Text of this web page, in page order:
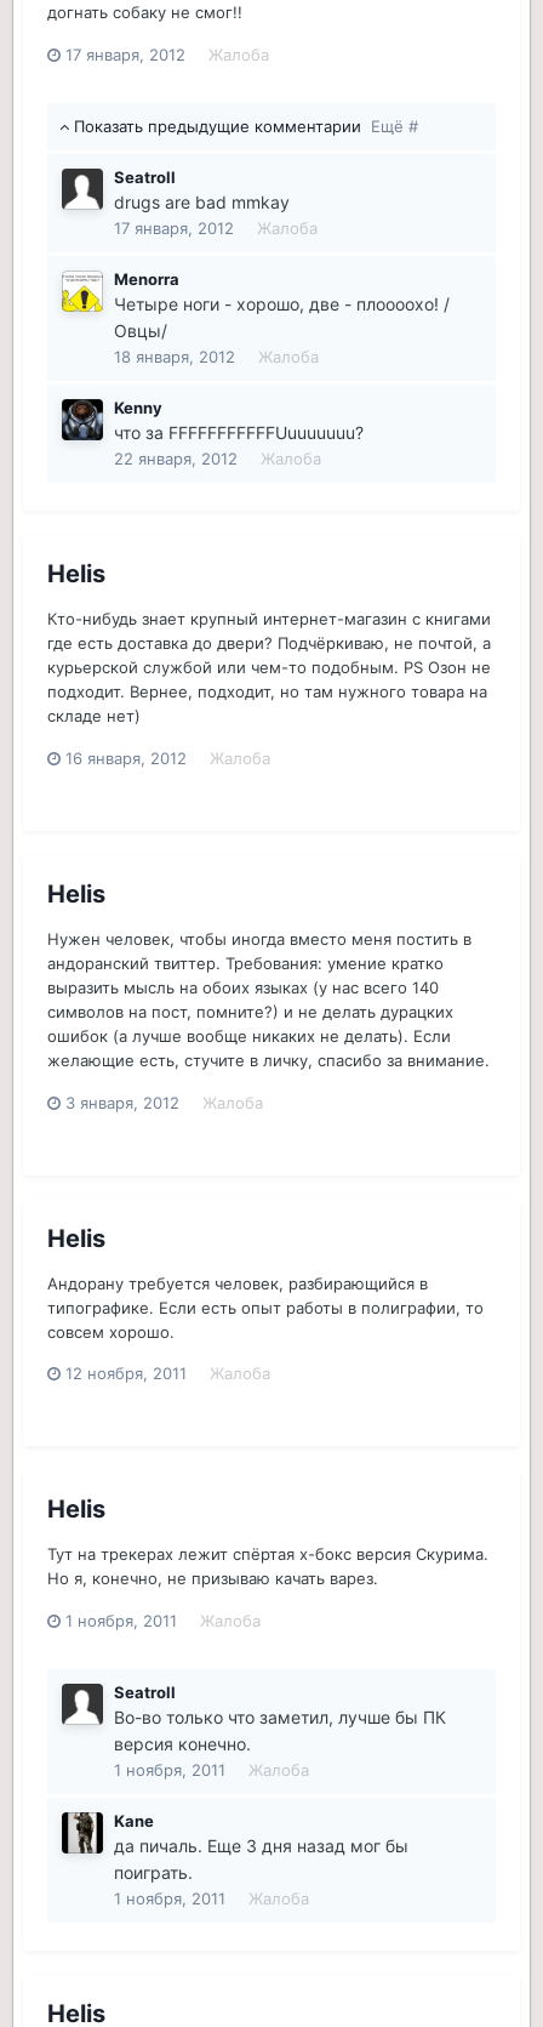
догнать собаку не смог!!
17 января, 2012 Жалоба
Показать предыдущие комментарии Ещё #
Seatroll
drugs are bad mmkay
17 января, 2012 Жалоба
Menorra
Четыре ноги - хорошо, две - плоооохо! /
Овцы/
18 января, 2012 Жалоба
Kenny
что за FFFFFFFFFFFUuuuuuuu?
22 января, 2012 Жалоба
Helis
Кто-нибудь знает крупный интернет-магазин с книгами
где есть доставка до двери? Подчёркиваю, не почтой, а
курьерской службой или чем-то подобным. PS Озон не
подходит. Вернее, подходит, но там нужного товара на
складе нет)
16 января, 2012 Жалоба
Helis
Нужен человек, чтобы иногда вместо меня постить в
андоранский твиттер. Требования: умение кратко
выразить мысль на обоих языках (у нас всего 140
символов на пост, помните?) и не делать дурацких
ошибок (а лучше вообще никаких не делать). Если
желающие есть, стучите в личку, спасибо за внимание.
3 января, 2012 Жалоба
Helis
Андорану требуется человек, разбирающийся в
типографике. Если есть опыт работы в полиграфии, то
совсем хорошо.
12 ноября, 2011 Жалоба
Helis
Тут на трекерах лежит спёртая х-бокс версия Скурима.
Но я, конечно, не призываю качать варез.
1 ноября, 2011 Жалоба
Seatroll
Во-во только что заметил, лучше бы ПК
версия конечно.
1 ноября, 2011 Жалоба
Kane
да пичаль. Еще 3 дня назад мог бы
поиграть.
1 ноября, 2011 Жалоба
Helis